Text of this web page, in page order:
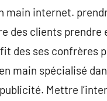
main internet.
des clients prendre
des ses confrères
main spécialisé
Mettre